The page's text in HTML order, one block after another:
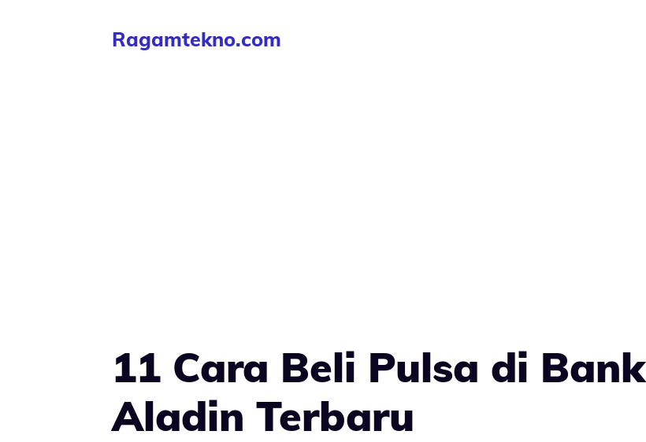
Ragamtekno.com
11 Cara Beli Pulsa di Bank
Aladin Terbaru